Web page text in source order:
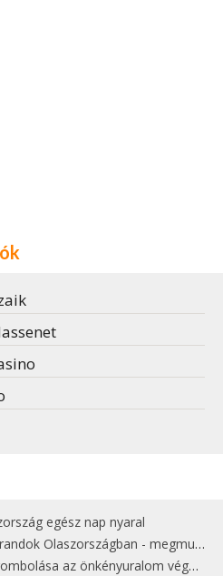
egész nap nyaral
- megmutatjuk a 15 legjobbat
az önkényuralom végét jelentette